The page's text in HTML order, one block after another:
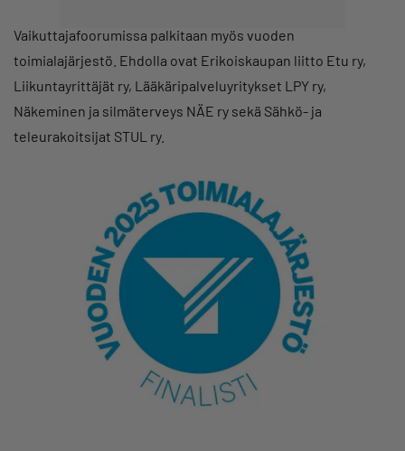
Vaikuttajafoorumissa palkitaan myös vuoden
toimialajärjestö. Ehdolla ovat Erikoiskaupan liitto Etu ry,
Liikuntayrittäjät ry, Lääkäripalveluyritykset LPY ry,
Näkeminen ja silmäterveys NÄE ry sekä Sähkö- ja
teleurakoitsijat STUL ry.